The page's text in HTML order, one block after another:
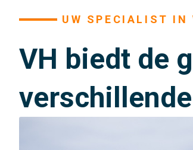
UW SPECIALIST IN
VH biedt de